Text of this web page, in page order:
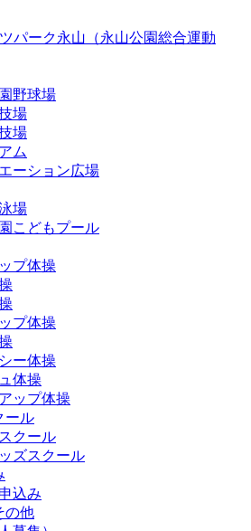
パーク永山（永山公園総合運動
野球場
場
場
ム
ーション広場
場
こどもプール
プ体操
プ体操
ー体操
体操
ップ体操
ール
クール
ズスクール
込み
の他